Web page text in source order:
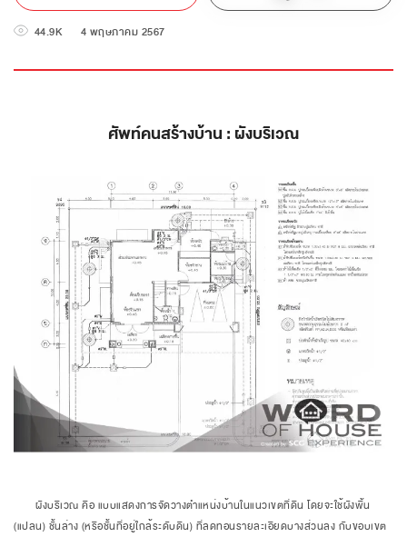
44.9K 4 พฤษภาคม 2567
ศัพท์คนสร้างบ้าน : ผังบริเวณ
ผังบริเวณ คือ แบบแสดงการจัดวางตำแหน่งบ้านในแนวเขตที่ดิน โดยจะใช้ผังพื้น
(แปลน) ชั้นล่าง (หรือชั้นที่อยู่ใกล้ระดับดิน) ที่ลดทอนรายละเอียดบางส่วนลง กับขอบเขต